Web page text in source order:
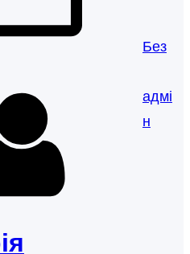
Без
адмі
н